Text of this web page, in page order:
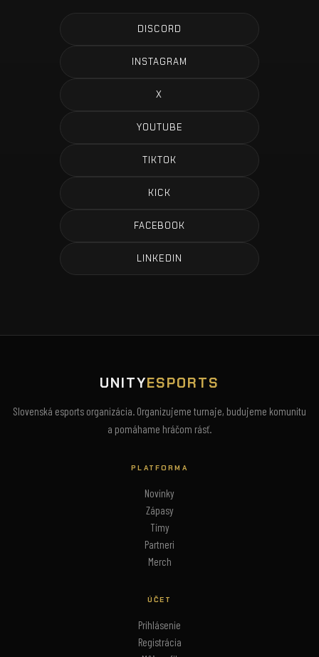
DISCORD
INSTAGRAM
X
YOUTUBE
TIKTOK
KICK
FACEBOOK
LINKEDIN
UNITYESPORTS
Slovenská esports organizácia. Organizujeme turnaje, budujeme komunitu
a pomáhame hráčom rásť.
PLATFORMA
Novinky
Zápasy
Tímy
Partneri
Merch
ÚČET
Prihlásenie
Registrácia